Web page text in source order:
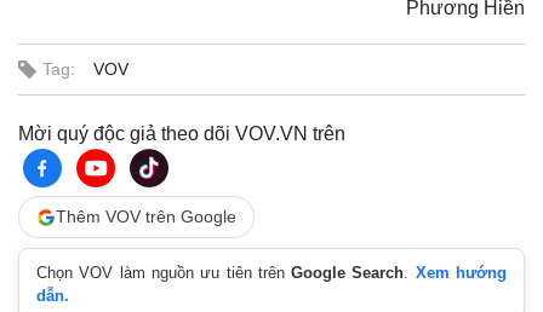
Thế giới
Quan sát
Cuộc sống đó đây
Hồ sơ
Video
Ảnh
Phương Hiền
Tag: VOV
Mời quý độc giả theo dõi VOV.VN trên
Thêm VOV trên Google
Chọn VOV làm nguồn ưu tiên trênGoogle Search. Xem hướng
dẫn.